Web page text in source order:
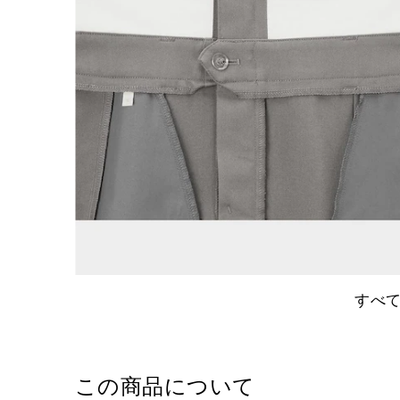
すべ
この商品について